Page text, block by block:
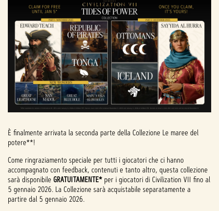
È finalmente arrivata la seconda parte della Collezione Le maree del
potere**!
Come ringraziamento speciale per tutti i giocatori che ci hanno
accompagnato con feedback, contenuti e tanto altro, questa collezione
sarà disponibile GRATUITAMENTE* per i giocatori di Civilization VII fino al
5 gennaio 2026. La Collezione sarà acquistabile separatamente a
partire dal 5 gennaio 2026.